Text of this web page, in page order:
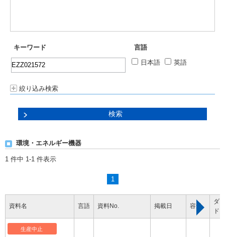
キーワード
言語
日本語
英語
絞り込み検索
環境・エネルギー機器
1 件中 1-1 件表示
1
資料名 言語 資料No. 掲載日 容量
ダ
ド
生産中止